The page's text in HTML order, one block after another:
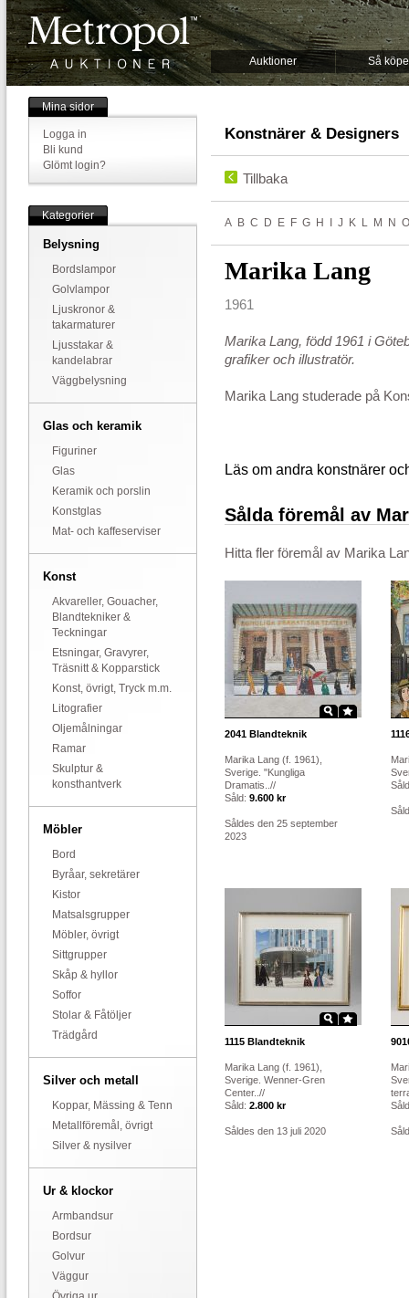
Auktioner Så
Mina sidor
Logga in
Bli kund
Glömt login?
Kategorier
Belysning
Bordslampor
Golvlampor
Ljuskronor &
takarmaturer
Ljusstakar &
kandelabrar
Väggbelysning
Glas och keramik
Figuriner
Glas
Keramik och porslin
Konstglas
Mat- och kaffeserviser
Konst
Akvareller, Gouacher,
Blandtekniker &
Teckningar
Etsningar, Gravyrer,
Träsnitt & Kopparstick
Konst, övrigt, Tryck m.m.
Litografier
Oljemålningar
Ramar
Skulptur &
konsthantverk
Möbler
Bord
Byråar, sekretärer
Kistor
Matsalsgrupper
Möbler, övrigt
Sittgrupper
Skåp & hyllor
Soffor
Stolar & Fåtöljer
Trädgård
Silver och metall
Koppar, Mässing & Tenn
Metallföremål, övrigt
Silver & nysilver
Ur & klockor
Armbandsur
Bordsur
Golvur
Väggur
Konstnärer & Designers
Tillbaka
A B C D E F G H J K L M N O
Marika Lang
1961
Marika Lang, född 1961 i
grafiker och illustratör.
Marika Lang studerade på
Läs om andra konstnärer
Sålda föremål av
Hitta fler föremål av Marika
2041 Blandteknik
Marika Lang (f. 1961),
Sverige. "Kungliga
Dramatis..//
Såld: 9.600 kr
Såldes den 25 september
2023
1115 Blandteknik
Marika Lang (f. 1961),
Sverige. Wenner-Gren
Center..//
Såld: 2.800 kr
Såldes den 13 juli 2020